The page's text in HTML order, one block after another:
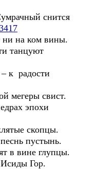
снится
ни на ком вины.
танцуют
к радости
мегеры свист.
эпохи
скопцы.
пустынь.
в вине глупцы.
Гор.